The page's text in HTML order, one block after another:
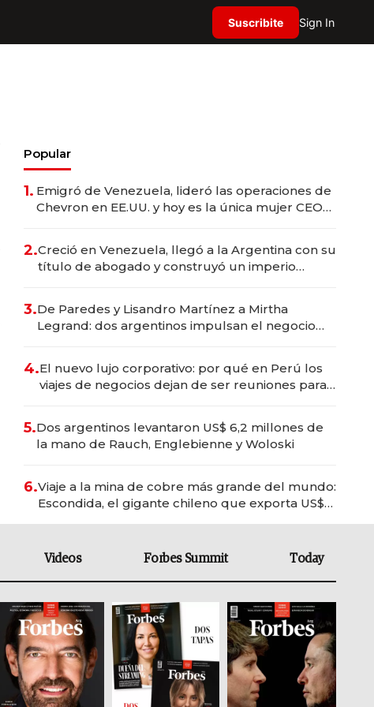
Suscribite Sign In
Popular
1. Emigró de Venezuela, lideró las operaciones de
Chevron en EE.UU. y hoy es la única mujer CEO
2.Creció en Venezuela, llegó a la Argentina con su
título de abogado y construyó un imperio
3.De Paredes y Lisandro Martínez a Mirtha
Legrand: dos argentinos impulsan el negocio
4.El nuevo lujo corporativo: por qué en Perú los
viajes de negocios dejan de ser reuniones para
5.Dos argentinos levantaron US$ 6,2 millones de
la mano de Rauch, Englebienne y Woloski
6.Viaje a la mina de cobre más grande del mundo:
Escondida, el gigante chileno que exporta US$
Videos Forbes Summit Today